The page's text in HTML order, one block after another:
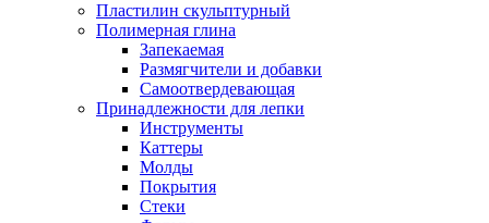
Пластилин скульптурный
Полимерная глина
Запекаемая
Размягчители и добавки
Самоотвердевающая
Принадлежности для лепки
Инструменты
Каттеры
Молды
Покрытия
Стеки